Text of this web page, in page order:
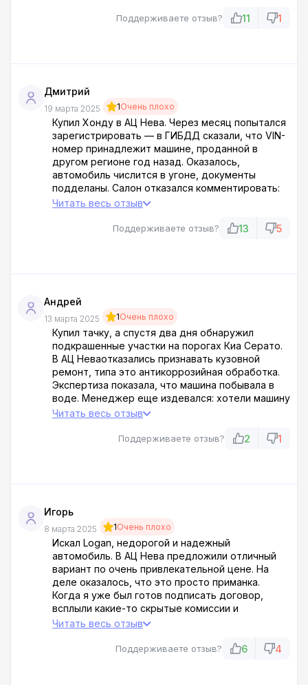
людей! Ац Нева — сборище паразитов, которые
Поддерживаете отзыв? 11 1
Дмитрий
19 марта 2025 1Очень плохо
Купил Хонду в АЦ Нева. Через месяц попытался
зарегистрировать — в ГИБДД сказали, что VIN-
номер принадлежит машине, проданной в
другом регионе год назад. Оказалось,
автомобиль числится в угоне, документы
подделаны. Салон отказался комментировать:
мы лишь посредники. Пришлось обращаться в
Теперь сужусь, чтобы вернуть деньги.
Читать весь отзыв
Поддерживаете отзыв? 13 5
Андрей
13 марта 2025 1Очень плохо
Купил тачку, а спустя два дня обнаружил
подкрашенные участки на порогах Киа Серато.
В АЦ Неваотказались признавать кузовной
ремонт, типа это антикоррозийная обработка.
Экспертиза показала, что машина побывала в
воде. Менеджер еще издевался: хотели машину
для города — купили бы велосипед! Стоимость
Читать весь отзыв
Поддерживаете отзыв? 2 1
Игорь
8 марта 2025 1Очень плохо
Искал Logan, недорогой и надежный
автомобиль. В АЦ Нева предложили отличный
вариант по очень привлекательной цене. На
деле оказалось, что это просто приманка.
Когда я уже был готов подписать договор,
всплыли какие-то скрытые комиссии и
обязательные страховки, о которых никто не
На мои возмущения менеджер ответил, что все
Читать весь отзыв
Поддерживаете отзыв? 6 4